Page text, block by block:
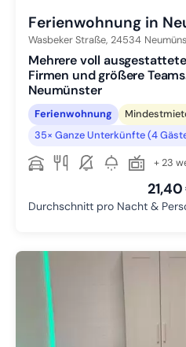
Ferienwohnung in
Wasbeker Straße, 24534
Mehrere voll
Firmen und größere
Neumünster
Ferienwohnung
35× Ganze Unterkünfte (4
+ 23
Durchschnitt pro Nacht &